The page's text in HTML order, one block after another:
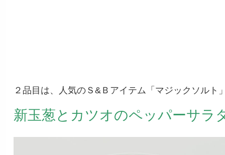
２品目は、人気のＳ&Ｂアイテム「マジックソルト
新玉葱とカツオのペッパーサラ